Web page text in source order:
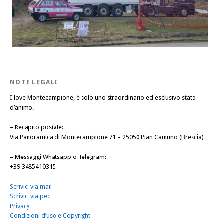
NOTE LEGALI
I love Montecampione, è solo uno straordinario ed esclusivo stato
d’animo.
– Recapito postale:
Via Panoramica di Montecampione 71 – 25050 Pian Camuno (Brescia)
– Messaggi Whatsapp o Telegram:
+39 3485410315
Scrivici via mail
Scrivici via pec
Privacy
Condizioni d’uso e Copyright